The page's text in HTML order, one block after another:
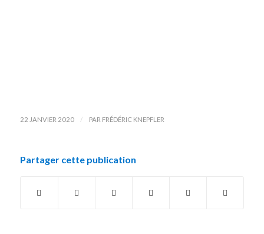
22 JANVIER 2020 / PAR FRÉDÉRIC KNEPFLER
Partager cette publication